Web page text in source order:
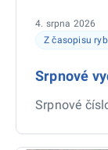
Z časopisu
4. srpna 2026
Srpnové
Srpnové